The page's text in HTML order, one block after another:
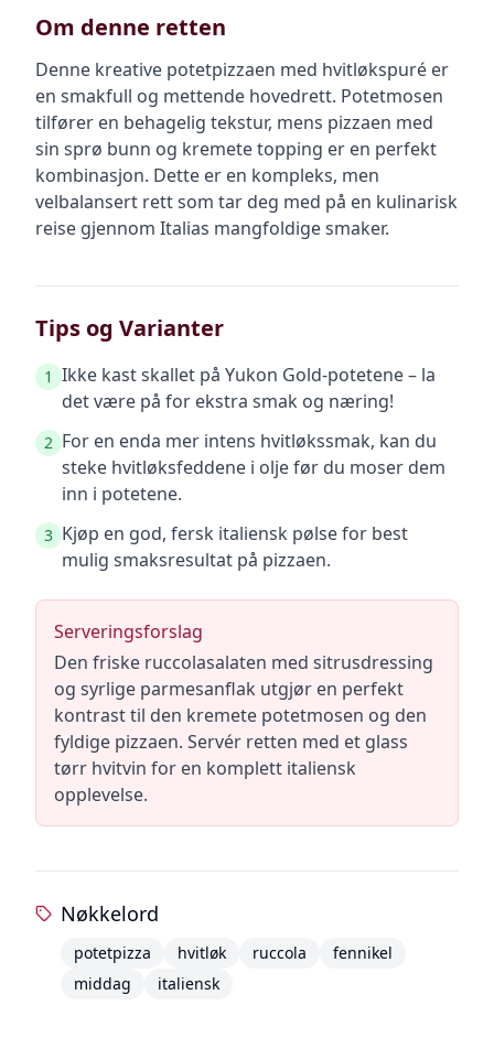
Om denne retten
Denne kreative potetpizzaen med hvitløkspuré er
en smakfull og mettende hovedrett. Potetmosen
tilfører en behagelig tekstur, mens pizzaen med
sin sprø bunn og kremete topping er en perfekt
kombinasjon. Dette er en kompleks, men
velbalansert rett som tar deg med på en kulinarisk
reise gjennom Italias mangfoldige smaker.
Tips og Varianter
1 Ikke kast skallet på Yukon Gold-potetene – la
det være på for ekstra smak og næring!
2 For en enda mer intens hvitløkssmak, kan du
steke hvitløksfeddene i olje før du moser dem
inn i potetene.
3 Kjøp en god, fersk italiensk pølse for best
mulig smaksresultat på pizzaen.
Serveringsforslag
Den friske ruccolasalaten med sitrusdressing
og syrlige parmesanflak utgjør en perfekt
kontrast til den kremete potetmosen og den
fyldige pizzaen. Servér retten med et glass
tørr hvitvin for en komplett italiensk
opplevelse.
Nøkkelord
potetpizza hvitløk ruccola
fennikel
middag
italiensk